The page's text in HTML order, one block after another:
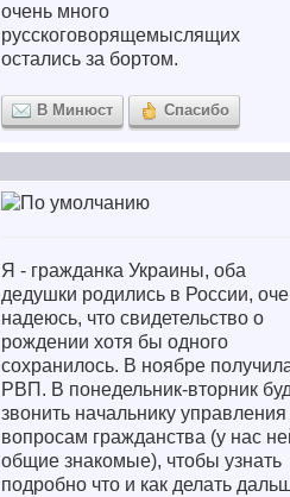
очень много
русскоговорящемыслящих
остались за бортом.
В Минюст Спасибо
Я - гражданка Украины, оба
дедушки родились в России,
надеюсь, что свидетельство о
рождении хотя бы одного
сохранилось. В ноябре
РВП. В понедельник-вторник
звонить начальнику
вопросам гражданства (у нас
общие знакомые), чтобы узнать
подробно что и как делать